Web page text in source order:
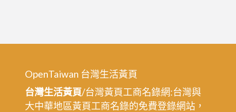
OpenTaiwan 台灣生活黃頁
台灣生活黃頁/台灣黃頁工商名錄網:台灣與
大中華地區黃頁工商名錄的免費登錄網站，